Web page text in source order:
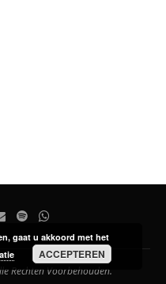
Rechten Voorbehouden.
gaat u akkoord met het
ACCEPTEREN